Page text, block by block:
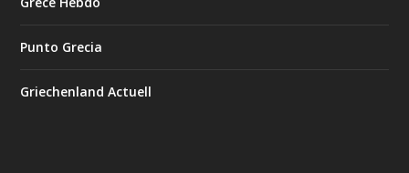
Punto Grecia
Griechenland Actuell